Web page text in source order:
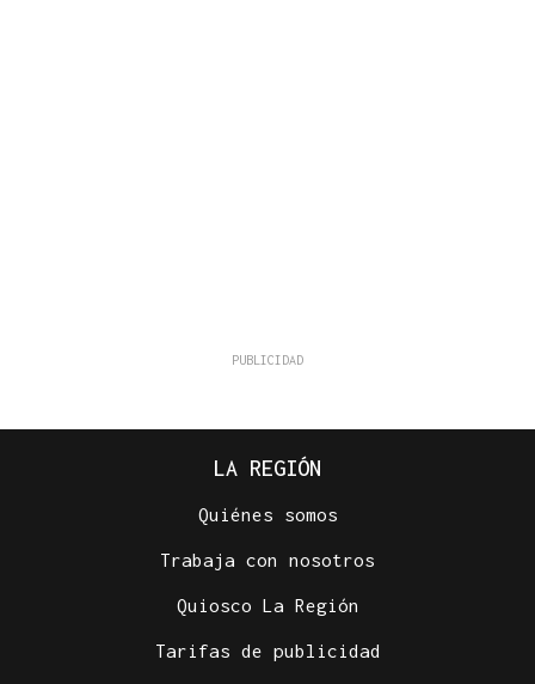
LA REGIÓN
Quiénes somos
Trabaja con nosotros
Quiosco La Región
Tarifas de publicidad